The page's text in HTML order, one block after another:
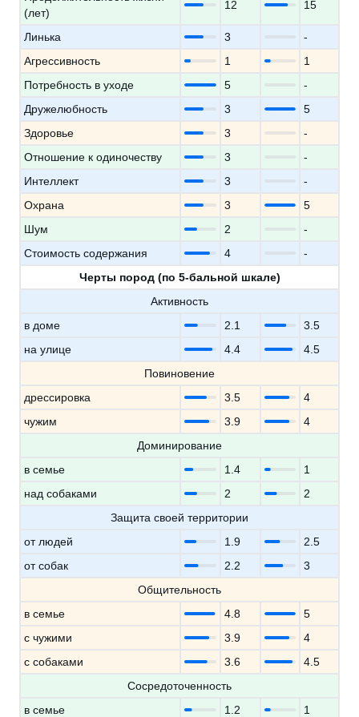
(лет)
12 15
Линька 3
-
Агрессивность
1
1
Потребность в уходе
5
-
Дружелюбность
3
5
Здоровье
3
-
Отношение к одиночеству
3
-
Интеллект
3
-
Охрана
3
5
Шум
2
-
Стоимость содержания
4
-
Черты пород (по 5-бальной шкале)
Активность
в доме
2.1
3.5
на улице
4.4
4.5
Повиновение
дрессировка
3.5
4
чужим
3.9
4
Доминирование
в семье
1.4
1
над собаками
2
2
Защита своей территории
от людей
1.9
2.5
от собак
2.2
3
Общительность
в семье
4.8
5
с чужими
3.9
4
с собаками
3.6
4.5
Сосредоточенность
в семье
1.2
1